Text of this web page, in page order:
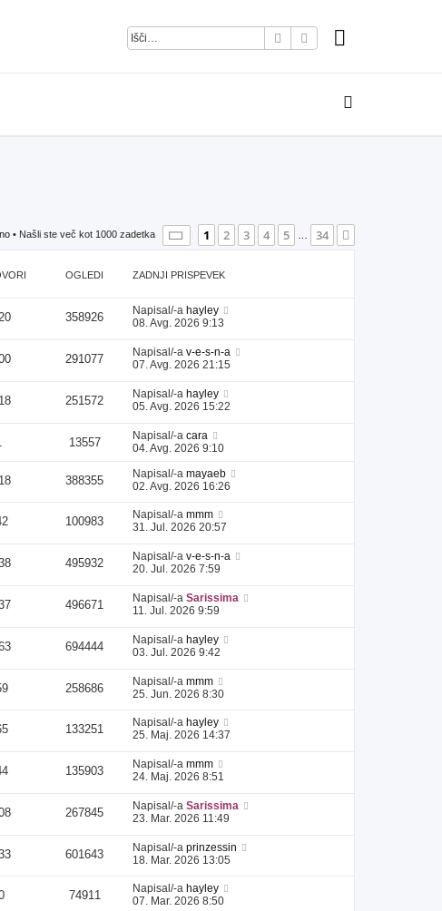
IskanjeNapredno iskanje
• Našli ste več kot 1000 zadetka Stran 1od34
1 2 3 4 5 34
OGLEDI ZADNJI PRISPEVEK
358926 Napisal/-a hayley
08. Avg. 2026 9:13
291077 Napisal/-a v-e-s-n-a
07. Avg. 2026 21:15
251572 Napisal/-a hayley
05. Avg. 2026 15:22
13557 Napisal/-a cara
04. Avg. 2026 9:10
388355 Napisal/-a mayaeb
02. Avg. 2026 16:26
100983 Napisal/-a mmm
31. Jul. 2026 20:57
495932 Napisal/-a v-e-s-n-a
20. Jul. 2026 7:59
496671 Napisal/-a Sarissima
11. Jul. 2026 9:59
694444 Napisal/-a hayley
03. Jul. 2026 9:42
258686 Napisal/-a mmm
25. Jun. 2026 8:30
133251 Napisal/-a hayley
25. Maj. 2026 14:37
135903 Napisal/-a mmm
24. Maj. 2026 8:51
267845 Napisal/-a Sarissima
23. Mar. 2026 11:49
601643 Napisal/-a prinzessin
18. Mar. 2026 13:05
74911 Napisal/-a hayley
07. Mar. 2026 8:50